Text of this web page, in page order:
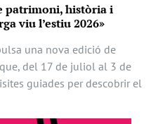
patrimoni, història i
viu l’estiu 2026»
una nova edició de
del 17 de juliol al 3 de
guiades per descobrir el